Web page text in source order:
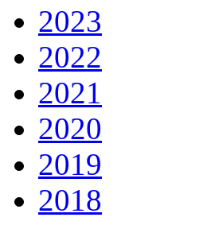
2023
2022
2021
2020
2019
2018